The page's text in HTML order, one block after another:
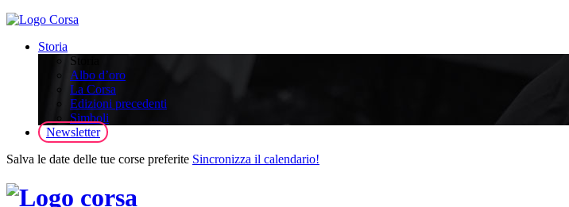
Storia
Storia
Albo d’oro
La Corsa
Edizioni precedenti
Simboli
Newsletter
Salva le date delle tue corse preferite Sincronizza il calendario!